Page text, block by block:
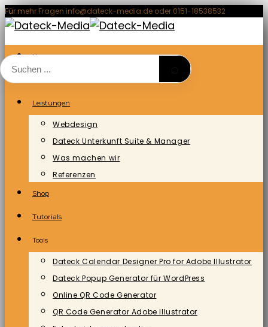
Zum
Inhalt
springen
Für mehr Fragen info@dateck-media.de oder 0151-18538532
Home
Leistungen
Webdesign
Dateck Unterkunft Suite & Manager
Was machen wir
Referenzen
Shop
Tutorials
Tools
Dateck Calendar Designer Pro for Adobe Illustrator
Dateck Popup Generator für WordPress
Online QR Code Generator
QR Code Generator Adobe Illustrator